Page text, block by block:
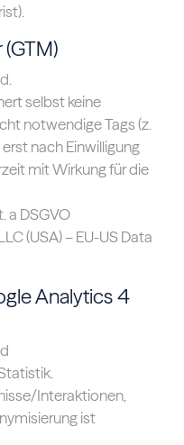
(GTM)
selbst keine
notwendige Tags (z.
nach Einwilligung
mit Wirkung für die
a DSGVO
(USA) – EU-US Data
Analytics 4
Interaktionen,
ist